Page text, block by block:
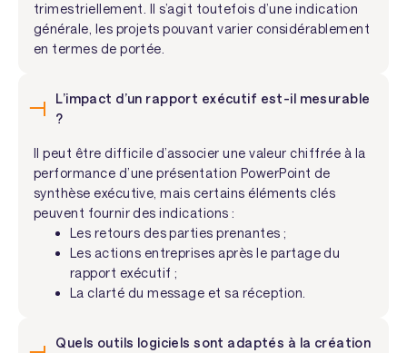
trimestriellement. Il s’agit toutefois d’une indication
générale, les projets pouvant varier considérablement
en termes de portée.
L’impact d’un rapport exécutif est-il mesurable
?
Il peut être difficile d’associer une valeur chiffrée à la
performance d’une présentation PowerPoint de
synthèse exécutive, mais certains éléments clés
peuvent fournir des indications :
Les retours des parties prenantes ;
Les actions entreprises après le partage du
rapport exécutif ;
La clarté du message et sa réception.
Quels outils logiciels sont adaptés à la création